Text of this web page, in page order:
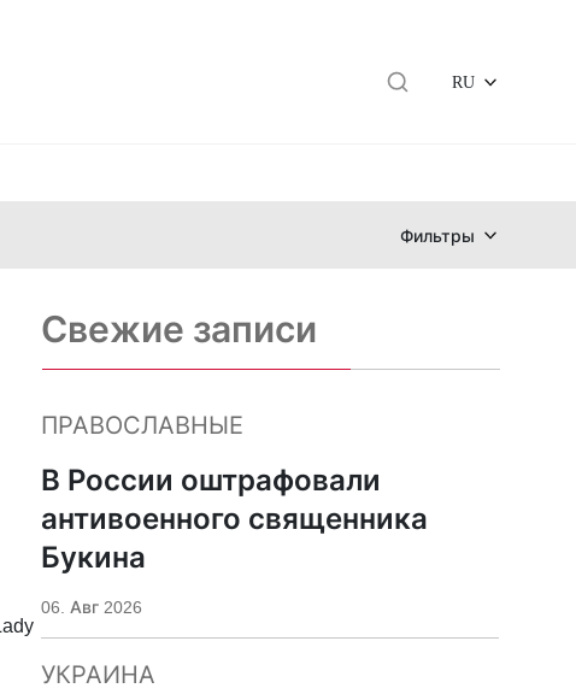
RU
Фильтры
Свежие записи
ПРАВОСЛАВНЫЕ
В России оштрафовали
антивоенного священника
Букина
06. Авг 2026
УКРАИНА